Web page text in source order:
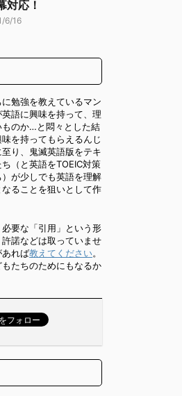
対応！
6/16
勉強を教えているマン
語に興味を持って、理
のか…と悶々とした結
を持ってもらえるんじ
り、鬼滅英語版をテキ
（と英語をTOEIC対策
が少しでも英語を理解
ることを狙いとして作
要な「引用」という形
諾などは取っていませ
あれば教えてください。
もたちのためにもなるか